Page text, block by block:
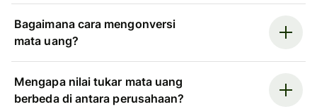
Bagaimana cara mengonversi
mata uang?
Mengapa nilai tukar mata uang
berbeda di antara perusahaan?